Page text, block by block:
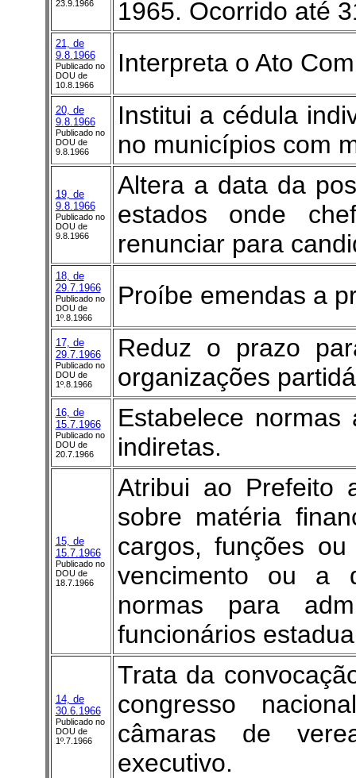
23.9.1966
1965. Ocorrido até
21, de
9.8.1966
Publicado no
DOU de
10.8.1966
Interpreta o Ato
20, de
9.8.1966
Publicado no
DOU de
9.8.1966
Institui a cédula
no municípios com
19, de
9.8.1966
Publicado no
DOU de
9.8.1966
Altera a data da
estados onde
renunciar para
18, de
29.7.1966
Publicado no
DOU de
1º.8.1966
Proíbe emendas a
17, de
29.7.1966
Publicado no
DOU de
1º.8.1966
Reduz o prazo
organizações
16, de
15.7.1966
Publicado no
DOU de
20.7.1966
Estabelece
indiretas.
15, de
15.7.1966
Publicado no
DOU de
18.7.1966
Atribui ao Prefeito
sobre matéria
cargos, funções
vencimento ou a
normas para
funcionários
14, de
30.6.1966
Publicado no
DOU de
1º.7.1966
Trata da
congresso
câmaras de
executivo.